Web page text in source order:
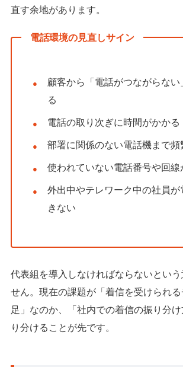
直す余地があります。
電話環境の見直しサイン
顧客から「電話がつながらない
る
電話の取り次ぎに時間がかかる
部署に関係のない電話機まで頻
使われていない電話番号や回線
外出中やテレワーク中の社員が
きない
代表組を導入しなければならないという
せん。現在の課題が「着信を受けられ
足」なのか、「社内での着信の振り分
り分けることが先です。